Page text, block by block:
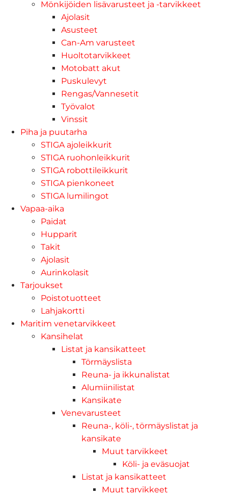
Mönkijöiden lisävarusteet ja -tarvikkeet
Ajolasit
Asusteet
Can-Am varusteet
Huoltotarvikkeet
Motobatt akut
Puskulevyt
Rengas/Vannesetit
Työvalot
Vinssit
Piha ja puutarha
STIGA ajoleikkurit
STIGA ruohonleikkurit
STIGA robottileikkurit
STIGA pienkoneet
STIGA lumilingot
Vapaa-aika
Paidat
Hupparit
Takit
Ajolasit
Aurinkolasit
Tarjoukset
Poistotuotteet
Lahjakortti
Maritim venetarvikkeet
Kansihelat
Listat ja kansikatteet
Törmäyslista
Reuna- ja ikkunalistat
Alumiinilistat
Kansikate
Venevarusteet
Reuna-, köli-, törmäyslistat ja
kansikate
Muut tarvikkeet
Köli- ja eväsuojat
Listat ja kansikatteet
Muut tarvikkeet